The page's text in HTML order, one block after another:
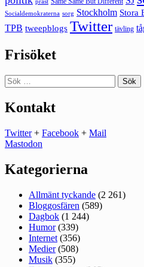
präst
Socialdemokraterna sorg Stockholm Stora
TPB tweepblogs Twitter tävling
Frisöket
Sök
efter:
Kontakt
Twitter+ Facebook + Mail
Mastodon
Kategorierna
Allmänt tyckande (2 261)
Bloggosfären (589)
Dagbok (1 244)
Humor(339)
Internet (356)
Medier(508)
Musik (355)